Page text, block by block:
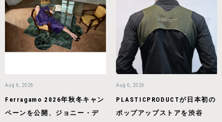
Aug 6, 2026
Ferragamo 2026年秋冬キャン
ペーンを公開、ジョニー・デ
Aug 6, 2026
PLASTICPRODUCTが日本初の
ポップアップストアを渋谷